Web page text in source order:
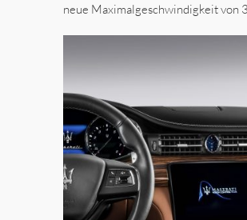
neue Maximalgeschwindigkeit von